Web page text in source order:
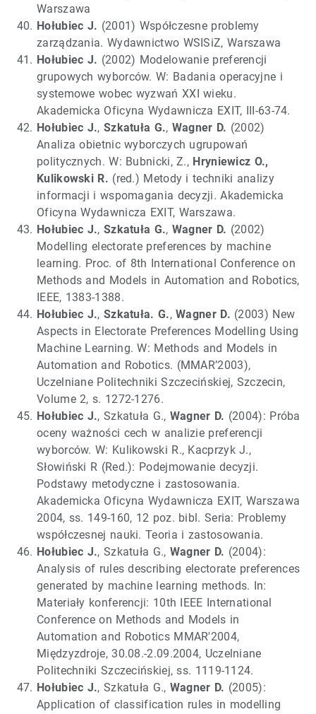
Warszawa
Hołubiec J. (2001) Współczesne problemy
zarządzania. Wydawnictwo WSISiZ, Warszawa
Hołubiec J. (2002) Modelowanie preferencji
grupowych wyborców. W: Badania operacyjne i
systemowe wobec wyzwań XXI wieku.
Akademicka Oficyna Wydawnicza EXIT, III-63-74.
Hołubiec J., Szkatuła G., Wagner D. (2002)
Analiza obietnic wyborczych ugrupowań
politycznych. W: Bubnicki, Z., Hryniewicz O.,
Kulikowski R. (red.) Metody i techniki analizy
informacji i wspomagania decyzji. Akademicka
Oficyna Wydawnicza EXIT, Warszawa.
Hołubiec J., Szkatuła G., Wagner D. (2002)
Modelling electorate preferences by machine
learning. Proc. of 8th International Conference on
Methods and Models in Automation and Robotics,
IEEE, 1383-1388.
Hołubiec J., Szkatuła. G.,Wagner D. (2003) New
Aspects in Electorate Preferences Modelling Using
Machine Learning. W: Methods and Models in
Automation and Robotics. (MMAR’2003),
Uczelniane Politechniki Szczecińskiej, Szczecin,
Volume 2, s. 1272-1276.
Hołubiec J., Szkatuła G., Wagner D. (2004): Próba
oceny ważności cech w analizie preferencji
wyborców. W: Kulikowski R., Kacprzyk J.,
Słowiński R (Red.): Podejmowanie decyzji.
Podstawy metodyczne i zastosowania.
Akademicka Oficyna Wydawnicza EXIT, Warszawa
2004, ss. 149-160, 12 poz. bibl. Seria: Problemy
współczesnej nauki. Teoria i zastosowania.
Hołubiec J., Szkatuła G., Wagner D. (2004):
Analysis of rules describing electorate preferences
generated by machine learning methods. In:
Materiały konferencji: 10th IEEE International
Conference on Methods and Models in
Automation and Robotics MMAR'2004,
Międzyzdroje, 30.08.-2.09.2004, Uczelniane
Politechniki Szczecińskiej, ss. 1119-1124.
Hołubiec J., Szkatuła G., Wagner D. (2005):
Application of classification rules in modelling